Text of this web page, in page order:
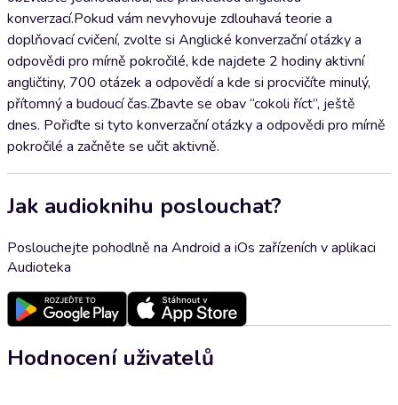
konverzací.Pokud vám nevyhovuje zdlouhavá teorie a
doplňovací cvičení, zvolte si Anglické konverzační otázky a
odpovědi pro mírně pokročilé, kde najdete 2 hodiny aktivní
angličtiny, 700 otázek a odpovědí a kde si procvičíte minulý,
přítomný a budoucí čas.Zbavte se obav “cokoli říct”, ještě
dnes. Pořiďte si tyto konverzační otázky a odpovědi pro mírně
pokročilé a začněte se učit aktivně.
Jak audioknihu poslouchat?
Poslouchejte pohodlně na Android a iOs zařízeních v aplikaci
Audioteka
Hodnocení uživatelů